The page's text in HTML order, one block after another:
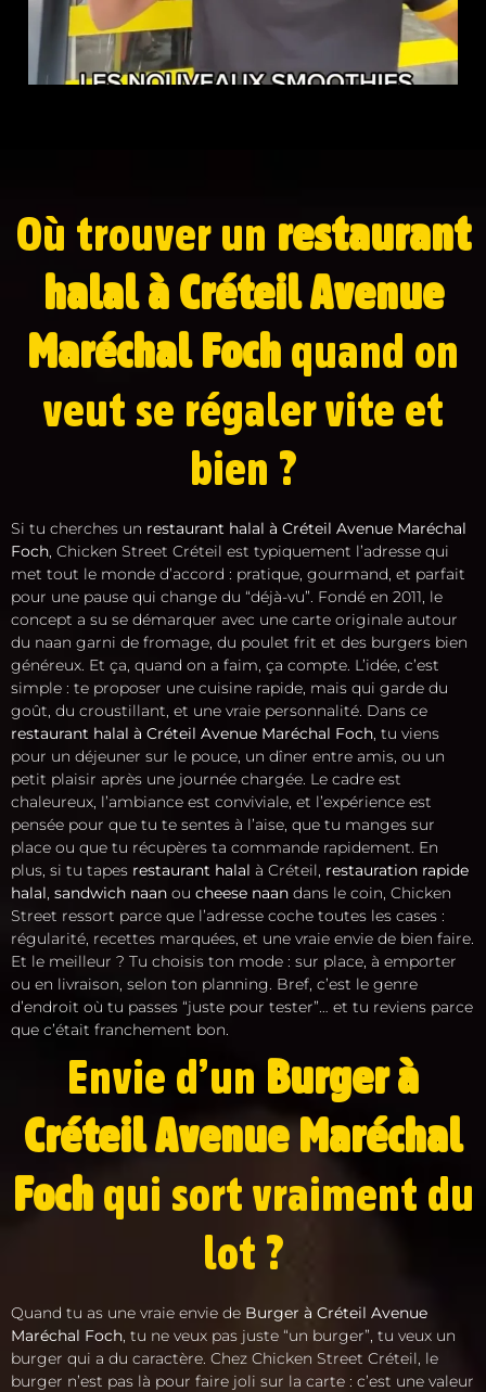
Où trouver un restaurant
halal à Créteil Avenue
Maréchal Foch quand on
veut se régaler vite et
bien ?
Si tu cherches un restaurant halal à Créteil Avenue Maréchal
Foch , Chicken Street Créteil est typiquement l’adresse qui
met tout le monde d’accord : pratique, gourmand, et parfait
pour une pause qui change du “déjà-vu”. Fondé en 2011, le
concept a su se démarquer avec une carte originale autour
du naan garni de fromage, du poulet frit et des burgers bien
généreux. Et ça, quand on a faim, ça compte. L’idée, c’est
simple : te proposer une cuisine rapide, mais qui garde du
goût, du croustillant, et une vraie personnalité. Dans ce
restaurant halal à Créteil Avenue Maréchal Foch , tu viens
pour un déjeuner sur le pouce, un dîner entre amis, ou un
petit plaisir après une journée chargée. Le cadre est
chaleureux, l’ambiance est conviviale, et l’expérience est
pensée pour que tu te sentes à l’aise, que tu manges sur
place ou que tu récupères ta commande rapidement. En
plus, si tu tapes restaurant halal à Créteil, restauration rapide
halal sandwich naan ou cheese naan dans le coin, Chicken
Street ressort parce que l’adresse coche toutes les cases :
régularité, recettes marquées, et une vraie envie de bien faire.
Et le meilleur ? Tu choisis ton mode : sur place, à emporter
ou en livraison, selon ton planning. Bref, c’est le genre
d’endroit où tu passes “juste pour tester”… et tu reviens parce
que c’était franchement bon.
Envie d’un Burger à
Créteil Avenue Maréchal
Fochqui sort vraiment du
lot ?
Quand tu as une vraie envie de Burger à Créteil Avenue
Maréchal Foch , tu ne veux pas juste “un burger”, tu veux un
burger qui a du caractère. Chez Chicken Street Créteil, le
burger n’est pas là pour faire joli sur la carte : c’est une valeur